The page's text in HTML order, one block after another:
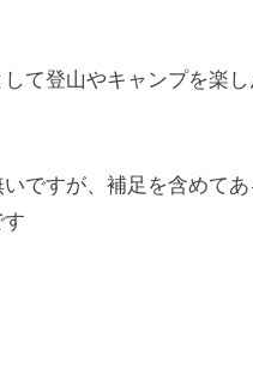
て登山やキャンプを楽
ですが、補足を含めて